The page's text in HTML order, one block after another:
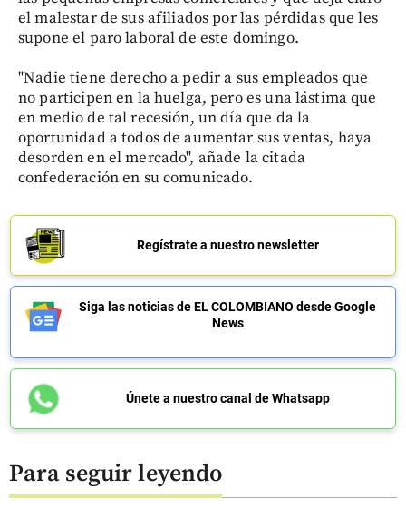
el malestar de sus afiliados por las pérdidas que les
supone el paro laboral de este domingo.
"Nadie tiene derecho a pedir a sus empleados que
no participen en la huelga, pero es una lástima que
en medio de tal recesión, un día que da la
oportunidad a todos de aumentar sus ventas, haya
desorden en el mercado", añade la citada
confederación en su comunicado.
Regístrate a nuestro newsletter
Siga las noticias de EL COLOMBIANO desde Google
News
Únete a nuestro canal de Whatsapp
Para seguir leyendo